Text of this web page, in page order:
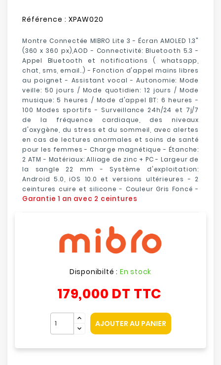
Référence : XPAW020
Montre Connectée MIBRO Lite 3 - Écran AMOLED 1.3"
(360 x 360 px),AOD - Connectivité: Bluetooth 5.3 -
Appel Bluetooth et notifications ( whatsapp,
chat, sms, email..) - Fonction d'appel mains libres
au poignet - Assistant vocal - Autonomie: Mode
veille: 50 jours / Mode quotidien: 12 jours / Mode
musique: 5 heures / Mode d'appel BT: 6 heures -
100 Modes sportifs - Surveillance 24h/24 et 7j/7
de la fréquence cardiaque, des niveaux
d'oxygène, du stress et du sommeil, avec alertes
en cas de lectures anormales et soins de santé
pour les femmes - Charge magnétique - Étanche:
2 ATM - Matériaux: Alliage de zinc + PC - Largeur de
la sangle 22 mm - Système d'exploitation:
Android 5.0, iOS 10.0 et versions ultérieures - 2
ceintures cuire et silicone - Couleur Gris Foncé -
Garantie 1 an avec 2 ceintures
Disponibilté : En stock
179,000 DT TTC
AJOUTER AU PANIER